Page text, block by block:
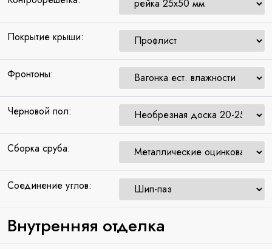
Покрытие крыши:
Фронтоны:
Черновой пол:
Сборка сруба:
Соединение углов:
Внутренняя отделка